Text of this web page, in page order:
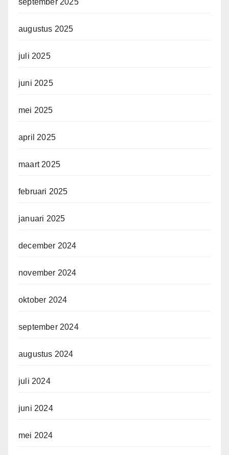
augustus 2025
juli 2025
juni 2025
mei 2025
april 2025
maart 2025
februari 2025
januari 2025
december 2024
november 2024
oktober 2024
september 2024
augustus 2024
juli 2024
juni 2024
mei 2024